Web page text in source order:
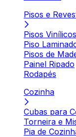
Pisos e
Pisos Vinílicos
Piso
Pisos de
Painel Ripado
Rodapés
Cozinha
Cubas para
Torneira e
Pia de